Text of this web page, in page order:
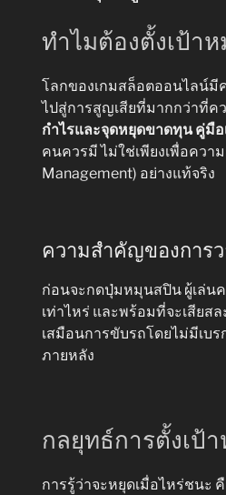
ทำไมต้องตั้งเป้า
โลกของเกมสล็อตออนไลน์
ไปสู่การสูญเสียที่มากกว่าที่ค
กำไรและจุดหยุดขาดทุน คู่มือ
คนควรมี ไม่ใช่เพียงเพื่อควา
Management) อย่างแท้จริง
ความสำคัญของการว
ก่อนจะกดปุ่มหมุนสปิน ผู้เล่น
เท่าไหร่ และพร้อมที่จะเสียส
เสมือนการขับรถโดยไม่มีเบ
ภายหลัง
กลยุทธ์การตั้งเป้
การรู้ว่าจะหยุดเมื่อไหร่ชนะ